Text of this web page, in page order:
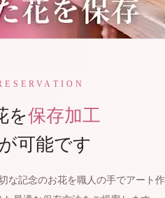
を保存加工
可能です
な記念のお花を職人の手でアート